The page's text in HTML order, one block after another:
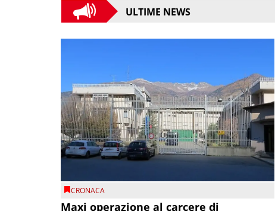
ULTIME NEWS
CRONACA
Maxi operazione al carcere di